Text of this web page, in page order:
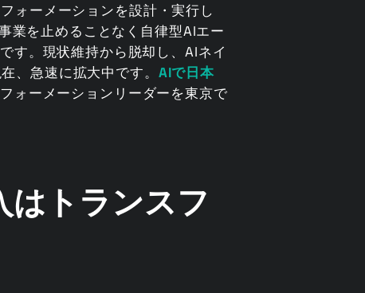
ォーメーションを設計・実行し
業を止めることなく自律型AIエー
す。現状維持から脱却し、AIネイ
、急速に拡大中です。 AIで日本
ォーメーションリーダーを東京で
はトランスフ